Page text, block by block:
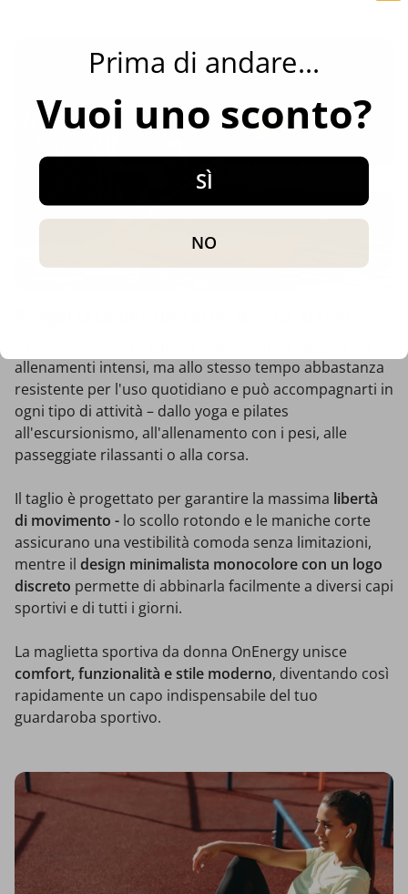
allenamenti intensi, ma allo stesso tempo abbastanza
resistente per l'uso quotidiano e può accompagnarti in
ogni tipo di attività – dallo yoga e pilates
all'escursionismo, all'allenamento con i pesi, alle
passeggiate rilassanti o alla corsa.
Il taglio è progettato per garantire la massima libertà
di movimento - lo scollo rotondo e le maniche corte
assicurano una vestibilità comoda senza limitazioni,
mentre il design minimalista monocolore con un logo
discreto permette di abbinarla facilmente a diversi capi
sportivi e di tutti i giorni.
La maglietta sportiva da donna OnEnergy unisce
comfort, funzionalità e stile moderno, diventando così
rapidamente un capo indispensabile del tuo
guardaroba sportivo.
Prima di andare...
Vuoi uno sconto?
SÌ
NO